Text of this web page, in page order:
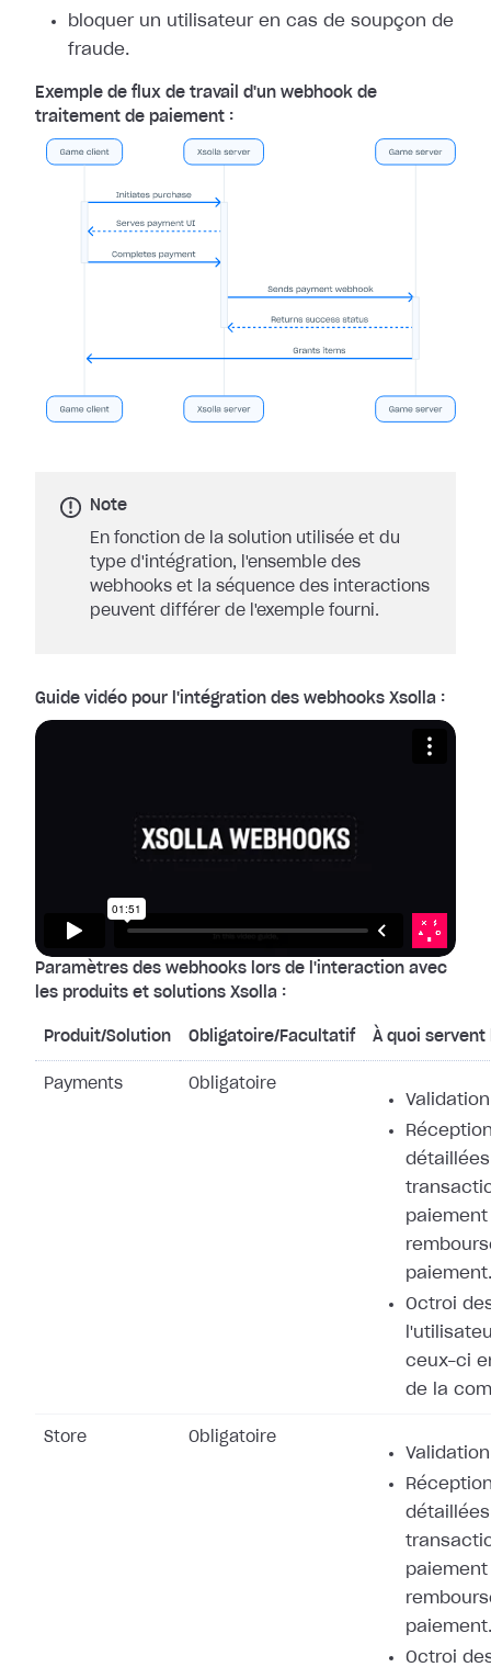
bloquer un utilisateur en cas de soupçon de
fraude.
Exemple de flux de travail d'un webhook de
traitement de paiement :
Note
En fonction de la solution utilisée et du
type d'intégration, l'ensemble des
webhooks et la séquence des interactions
peuvent différer de l'exemple fourni.
Guide vidéo pour l'intégration des webhooks Xsolla :
Paramètres des webhooks lors de l'interaction avec
les produits et solutions Xsolla :
Produit/Solution Obligatoire/Facultatif À quoi servent
Payments Obligatoire
paiement.
Octroi
ceux-ci
de la
Store Obligatoire
paiement.
Octroi